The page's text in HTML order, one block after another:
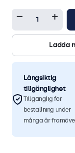
Ladda
Långsiktig
tillgänglighet
Tillgänglig för
beställning under
många år